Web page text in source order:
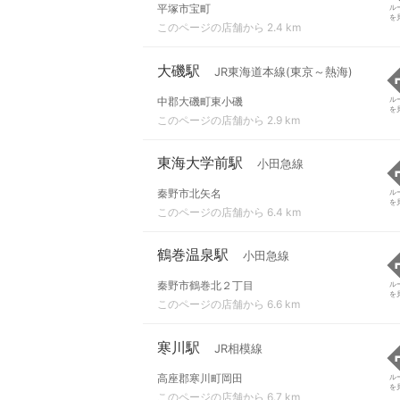
平塚市宝町
このページの店舗から 2.4 km
ル
を
大磯駅 JR東海道本線(東京～熱海)
中郡大磯町東小磯
このページの店舗から 2.9 km
ル
を
東海大学前駅 小田急線
秦野市北矢名
このページの店舗から 6.4 km
ル
を
鶴巻温泉駅 小田急線
秦野市鶴巻北２丁目
このページの店舗から 6.6 km
ル
を
寒川駅 JR相模線
高座郡寒川町岡田
このページの店舗から 6.7 km
ル
を